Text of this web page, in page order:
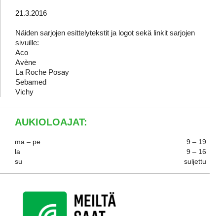
21.3.2016
Näiden sarjojen esittelytekstit ja logot sekä linkit sarjojen
sivuille:
Aco
Avène
La Roche Posay
Sebamed
Vichy
AUKIOLOAJAT:
ma – pe
9 – 19
la
9 – 16
su
suljettu